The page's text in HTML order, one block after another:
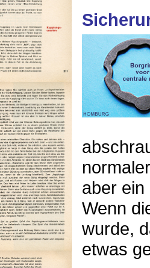
aber
Wenn
wurde,
etwas